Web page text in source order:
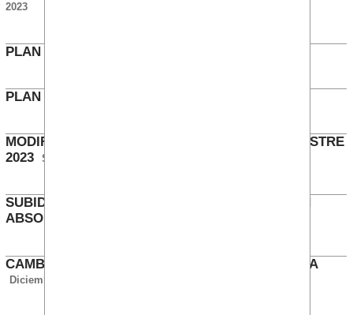
2023
PLAN IGUALDAD BKTEL 2020
PLAN IGUALDAD BKGS 2020
MODIFICACIÓN REGLAS BONUS PRIMER SEMESTRE
2023
Septiembre 2023
SUBIDA DEL 4,5% PARA TODO EL GRUPO Y SIN
ABSORBER
CAMBIO TIPO VARIABLE A FIJO EN MULTIDIVISA
Diciembre 2022